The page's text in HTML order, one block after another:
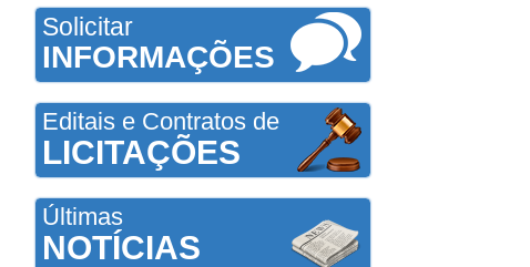
Solicitar
INFORMAÇÕES
Editais e Contratos de
LICITAÇÕES
Últimas
NOTÍCIAS